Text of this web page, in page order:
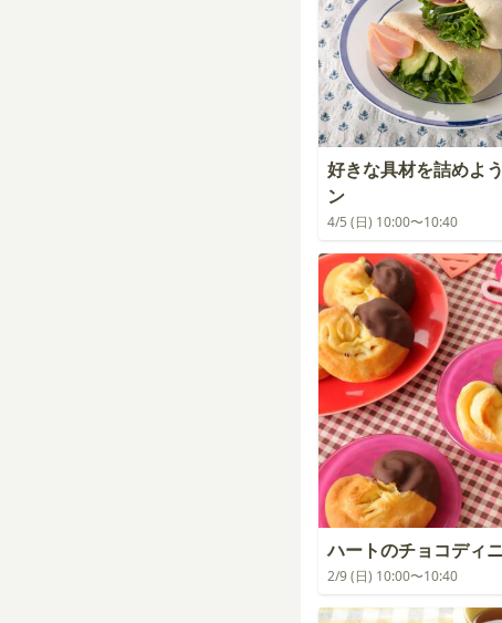
好きな具材を詰めよ
ン
4/5 (日) 10:00〜10:40
ハートのチョコディ
2/9 (日) 10:00〜10:40